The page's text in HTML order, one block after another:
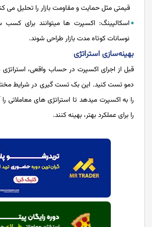
قیمتی مثل حمایت و مقاومت بازار را تحلیل می
اسکالپینگ: اکسپرت ها میتوانند برای
نوسانات کوتاه مدت بازار طراحی شوند.
بهینه‌سازی استراتژی
قبل از اجرای اکسپرت در حساب واقعی،
دمو تست کنید. این بک تست گیری در شرایط
را به اکسپرت میدهد تا استراتژی های معاملاتی را
را برای عملکرد بهتر، بهینه کنند.